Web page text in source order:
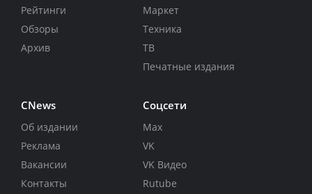
Рейтинги
Обзоры
Архив
Маркет
Техника
ТВ
Печатные издания
CNews
Об издании
Реклама
Вакансии
Контакты
Соцсети
Max
VK
VK Видео
Rutube